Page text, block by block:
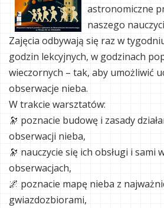
astronomiczne
naszego
Zajęcia odbywają się raz w
godzin lekcyjnych, w godzinach
wieczornych – tak, aby umożliwić
obserwacje nieba.
W trakcie warsztatów:
🔭 poznacie budowę i zasady
obserwacji nieba,
🔭 nauczycie się ich obsługi i sami
obserwacjach,
🌌 poznacie mapę nieba z
gwiazdozbiorami,